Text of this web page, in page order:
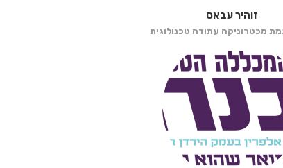
זוהיר עבאס
מכטרוניקה עתודה טכנולוגית